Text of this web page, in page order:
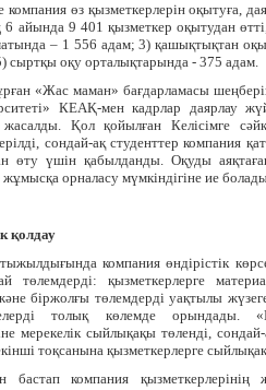
өз қызметкерлерін оқытуға,
айында 9 401 қызметкер оқытудан
– 1 556 адам; 3) қашықтықтан
оқу орталықтарында - 375 адам.
«Жас маман» бағдарламасы
КЕАҚ-мен кадрлар даярлау
Қол қойылған Келісімге
сондай-ақ студенттер компания
өту үшін қабылданды. Оқуды
орналасу мүмкіндігіне ие
қолдау
компания өндірістік
төлемдерді: қызметкерлерге
біржолғы төлемдерді уақтылы
толық көлемде орындады.
мерекелік сыйлықақы төленді,
тоқсанына қызметкерлерге
компания